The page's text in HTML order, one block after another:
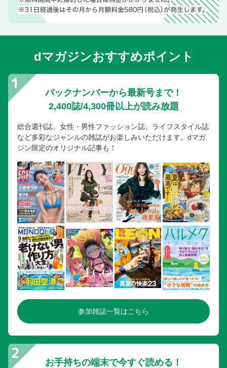
dマガジンおすすめポイント
バックナンバーから最新号まで！
2,400誌/4,300冊以上が読み放題
総合週刊誌、女性・男性ファッション誌、ライフスタイル誌
など多彩なジャンルの雑誌がお楽しみいただけます。dマガ
ジン限定のオリジナル記事も！
参加雑誌一覧はこちら
お手持ちの端末で今すぐ読める！